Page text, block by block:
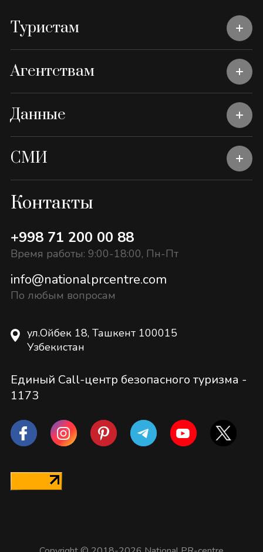
Туристам
Агентствам
Данные
СМИ
Контакты
+998 71 200 00 88
Время работы: 9:00-18:00, Пн-Пт
info@nationalprcentre.com
По любым вопросам
ул.Ойбек 18, Ташкент 100015
Узбекистан
Единый Call-центр безопасного туризма -
1173